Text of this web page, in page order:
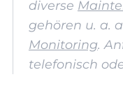
diverse
gehören u. a.
Monitoring.
telefonisch